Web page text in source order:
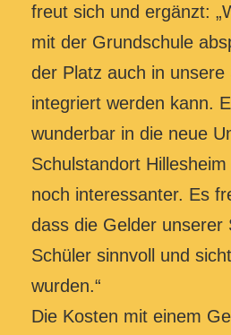
freut sich und ergänzt:
mit der Grundschule
der Platz auch in unsere
integriert werden kann.
wunderbar in die neue
Schulstandort
noch interessanter. Es
dass die Gelder unserer
Schüler sinnvoll und
wurden.“
Die Kosten mit einem